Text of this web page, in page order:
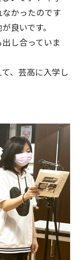
かったのです
良いです。
し合っていま
、芸高に入学し